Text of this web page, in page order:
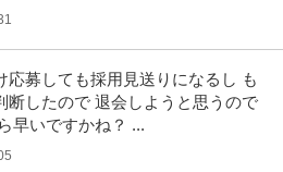
間
在宅ワーク
【業種】IT・インターネット＞ソフトウエ
応募しても採用見送りになるし も
断したので 退会しようと思うので
早いですかね？ ...